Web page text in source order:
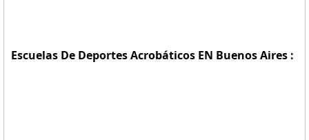
Escuelas De Deportes Acrobáticos EN Buenos Aires :